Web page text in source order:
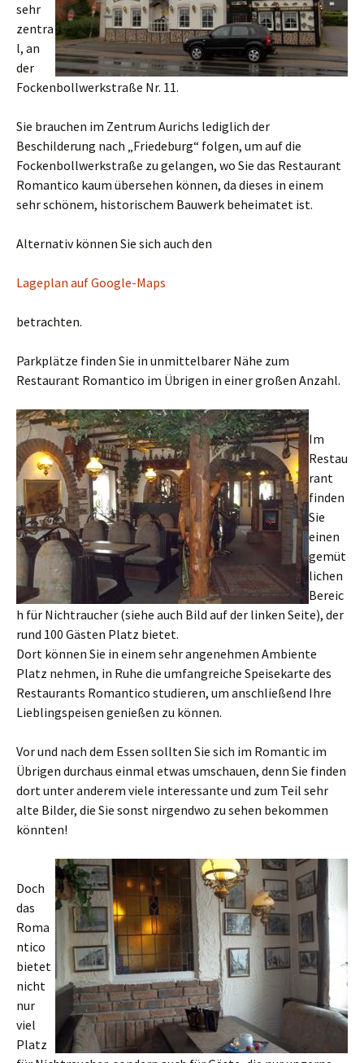
sehr
zentra
l, an
der
Fockenbollwerkstraße Nr. 11.
Sie brauchen im Zentrum Aurichs lediglich der
Beschilderung nach „Friedeburg“ folgen, um auf die
Fockenbollwerkstraße zu gelangen, wo Sie das Restaurant
Romantico kaum übersehen können, da dieses in einem
sehr schönem, historischem Bauwerk beheimatet ist.
Alternativ können Sie sich auch den
Lageplan auf Google-Maps
betrachten.
Parkplätze finden Sie in unmittelbarer Nähe zum
Restaurant Romantico im Übrigen in einer großen Anzahl.
Im
Restau
rant
finden
Sie
einen
gemüt
lichen
Bereic
h für Nichtraucher (siehe auch Bild auf der linken Seite), der
rund 100 Gästen Platz bietet.
Dort können Sie in einem sehr angenehmen Ambiente
Platz nehmen, in Ruhe die umfangreiche Speisekarte des
Restaurants Romantico studieren, um anschließend Ihre
Lieblingspeisen genießen zu können.
Vor und nach dem Essen sollten Sie sich im Romantic im
Übrigen durchaus einmal etwas umschauen, denn Sie finden
dort unter anderem viele interessante und zum Teil sehr
alte Bilder, die Sie sonst nirgendwo zu sehen bekommen
könnten!
Doch
das
Roma
ntico
bietet
nicht
nur
viel
Platz